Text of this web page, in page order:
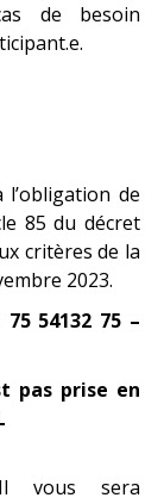
de besoin
de
85 du décret
critères de la
2023.
54132 75 –
pas prise en
sera